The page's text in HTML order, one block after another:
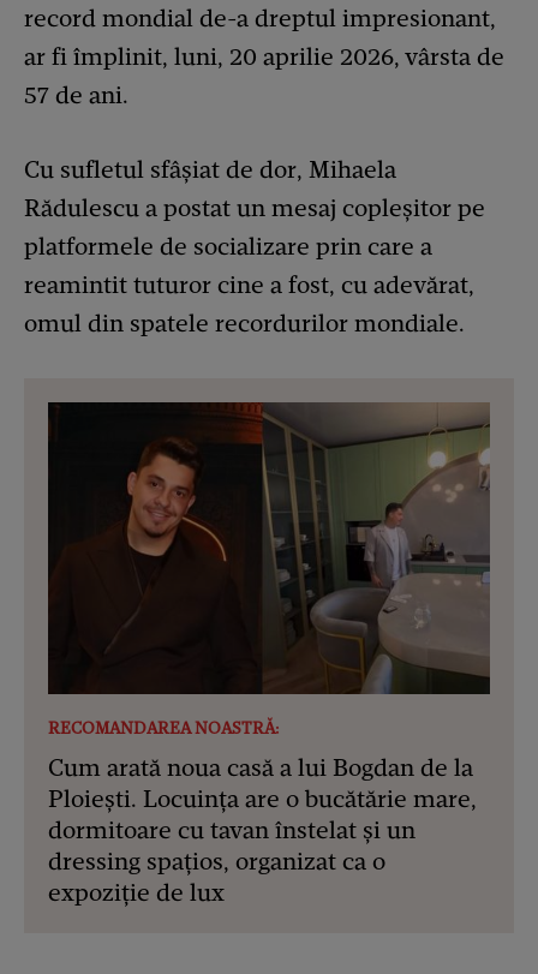
record mondial de-a dreptul impresionant,
ar fi împlinit, luni, 20 aprilie 2026, vârsta de
57 de ani.
Cu sufletul sfâșiat de dor, Mihaela
Rădulescu a postat un mesaj copleșitor pe
platformele de socializare prin care a
reamintit tuturor cine a fost, cu adevărat,
omul din spatele recordurilor mondiale.
RECOMANDAREA NOASTRĂ:
Cum arată noua casă a lui Bogdan de la
Ploiești. Locuința are o bucătărie mare,
dormitoare cu tavan înstelat și un
dressing spațios, organizat ca o
expoziție de lux